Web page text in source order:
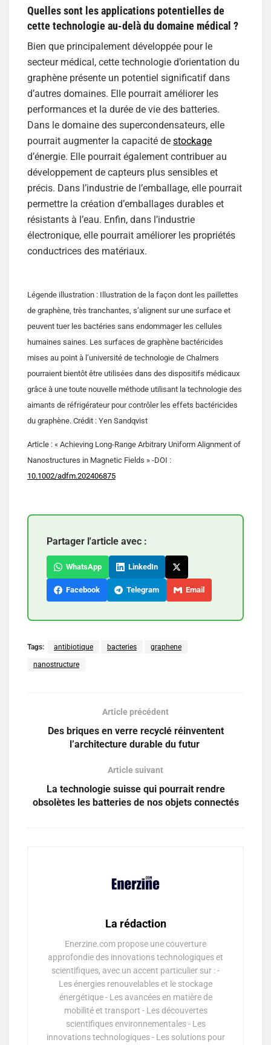
Quelles sont les applications potentielles de
cette technologie au-delà du domaine médical ?
Bien que principalement développée pour le
secteur médical, cette technologie d’orientation du
graphène présente un potentiel significatif dans
d’autres domaines. Elle pourrait améliorer les
performances et la durée de vie des batteries.
Dans le domaine des supercondensateurs, elle
pourrait augmenter la capacité de stockage
d’énergie. Elle pourrait également contribuer au
développement de capteurs plus sensibles et
précis. Dans l’industrie de l’emballage, elle pourrait
permettre la création d’emballages durables et
résistants à l’eau. Enfin, dans l’industrie
électronique, elle pourrait améliorer les propriétés
conductrices des matériaux.
Légende illustration : Illustration de la façon dont les paillettes
de graphène, très tranchantes, s’alignent sur une surface et
peuvent tuer les bactéries sans endommager les cellules
humaines saines. Les surfaces de graphène bactéricides
mises au point à l’université de technologie de Chalmers
pourraient bientôt être utilisées dans des dispositifs médicaux
grâce à une toute nouvelle méthode utilisant la technologie des
aimants de réfrigérateur pour contrôler les effets bactéricides
du graphène. Crédit : Yen Sandqvist
Article : « Achieving Long-Range Arbitrary Uniform Alignment of
Nanostructures in Magnetic Fields » -DOI :
10.1002/adfm.202406875
Partager l'article avec :
WhatsApp LinkedIn
Facebook Telegram Email
Tags: antibiotique bacteries graphene
nanostructure
Article précédent
Des briques en verre recyclé réinventent
l’architecture durable du futur
Article suivant
La technologie suisse qui pourrait rendre
obsolètes les batteries de nos objets connectés
La rédaction
Enerzine.com propose une couverture
approfondie des innovations technologiques et
scientifiques, avec un accent particulier sur : -
Les énergies renouvelables et le stockage
énergétique - Les avancées en matière de
mobilité et transport - Les découvertes
scientifiques environnementales - Les
innovations technologiques - Les solutions pour